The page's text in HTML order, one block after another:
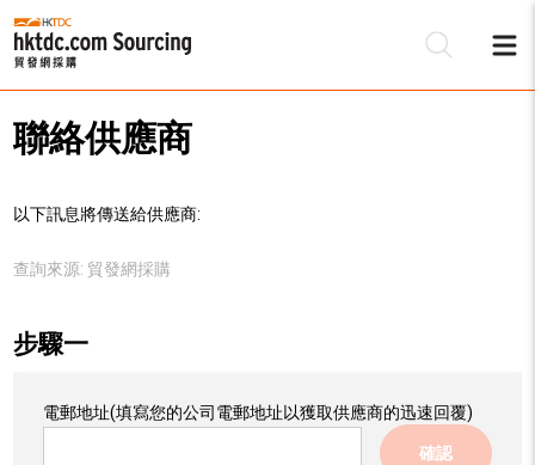
聯絡供應商
以下訊息將傳送給供應商:
查詢來源: 貿發網採購
步驟一
電郵地址(填寫您的公司電郵地址以獲取供應商的迅速回覆)
確認